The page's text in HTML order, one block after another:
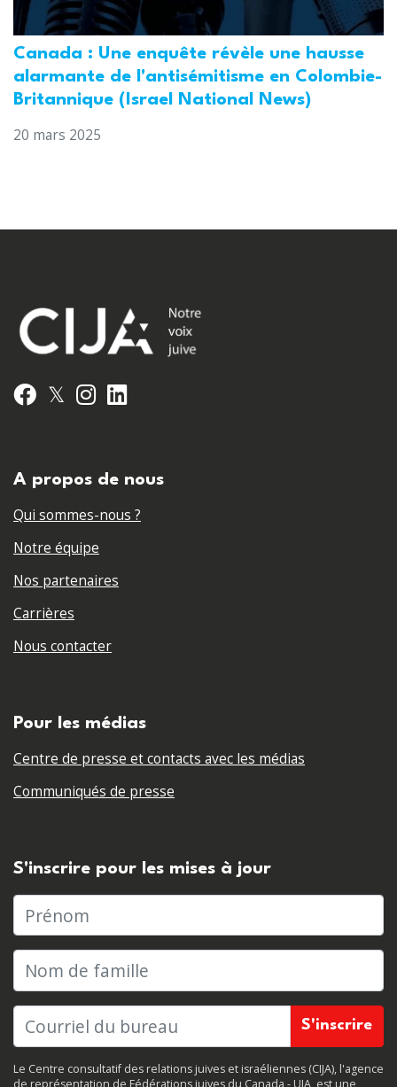
Canada : Une enquête révèle une hausse
alarmante de l'antisémitisme en Colombie-
Britannique (Israel National News)
20 mars 2025
Facebook
𝕏 Instagram
A propos de nous
Qui sommes-nous ?
Notre équipe
Nos partenaires
Carrières
Nous contacter
Pour les médias
Centre de presse et contacts avec les médias
Communiqués de presse
S'inscrire pour les mises à jour
Prénom
Nom de famille
Le Centre consultatif des relations juives et israéliennes (CIJA), l'agence
de représentation de Fédérations juives du Canada - UIA, est une